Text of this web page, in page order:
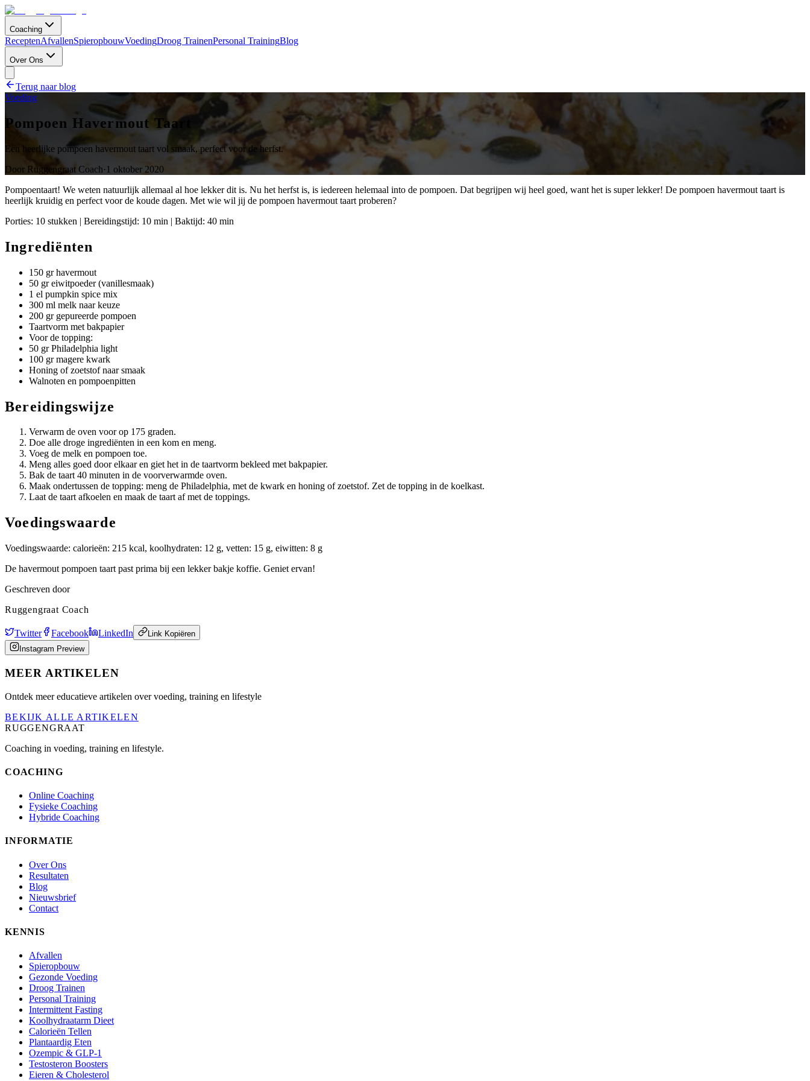
Coaching
ReceptenAfvallenSpieropbouwVoedingDroog TrainenPersonal TrainingBlog
Over Ons
Terug naar blog
Voeding
Pompoen Havermout Taart
Een heerlijke pompoen havermout taart vol smaak, perfect voor de herfst.
Door Ruggengraat Coach· 1 oktober 2020
Pompoentaart! We weten natuurlijk allemaal al hoe lekker dit is. Nu het herfst is, is iedereen helemaal into de pompoen. Dat begrijpen wij heel goed, want het is super lekker! De pompoen havermout taart is
heerlijk kruidig en perfect voor de koude dagen. Met wie wil jij de pompoen havermout taart proberen?
Porties: 10 stukken | Bereidingstijd: 10 min | Baktijd: 40 min
Ingrediënten
150 gr havermout
50 gr eiwitpoeder (vanillesmaak)
1 el pumpkin spice mix
300 ml melk naar keuze
200 gr gepureerde pompoen
Taartvorm met bakpapier
Voor de topping:
50 gr Philadelphia light
100 gr magere kwark
Honing of zoetstof naar smaak
Walnoten en pompoenpitten
Bereidingswijze
Verwarm de oven voor op 175 graden.
Doe alle droge ingrediënten in een kom en meng.
Voeg de melk en pompoen toe.
Meng alles goed door elkaar en giet het in de taartvorm bekleed met bakpapier.
Bak de taart 40 minuten in de voorverwarmde oven.
Maak ondertussen de topping: meng de Philadelphia, met de kwark en honing of zoetstof. Zet de topping in de koelkast.
Laat de taart afkoelen en maak de taart af met de toppings.
Voedingswaarde
Voedingswaarde: calorieën: 215 kcal, koolhydraten: 12 g, vetten: 15 g, eiwitten: 8 g
De havermout pompoen taart past prima bij een lekker bakje koffie. Geniet ervan!
Geschreven door
Ruggengraat Coach
Twitter Facebook LinkedIn
Link Kopiëren
Instagram Preview
MEER ARTIKELEN
Ontdek meer educatieve artikelen over voeding, training en lifestyle
BEKIJK ALLE ARTIKELEN
RUGGENGRAAT
Coaching in voeding, training en lifestyle.
COACHING
Online Coaching
Fysieke Coaching
Hybride Coaching
INFORMATIE
Over Ons
Resultaten
Blog
Nieuwsbrief
Contact
KENNIS
Afvallen
Spieropbouw
Gezonde Voeding
Droog Trainen
Personal Training
Intermittent Fasting
Koolhydraatarm Dieet
Calorieën Tellen
Plantaardig Eten
Ozempic & GLP-1
Testosteron Boosters
Eieren & Cholesterol